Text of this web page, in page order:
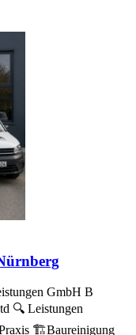
GmbH B
🔍 Leistungen
🏗️Baureinigung